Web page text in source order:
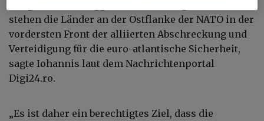
stehen die Länder an der Ostflanke der NATO in der
vordersten Front der alliierten Abschreckung und
Verteidigung für die euro-atlantische Sicherheit,
sagte Iohannis laut dem Nachrichtenportal
Digi24.ro.
„Es ist daher ein berechtigtes Ziel, dass die